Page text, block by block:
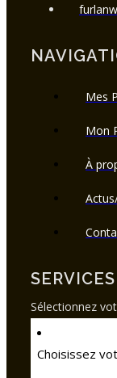
Mes
Mon
À
Sélectionnez
Choisissez